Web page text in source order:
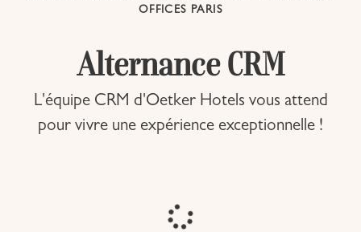
OFFICES PARIS
Alternance CRM
L'équipe CRM d'Oetker Hotels vous attend
pour vivre une expérience exceptionnelle !